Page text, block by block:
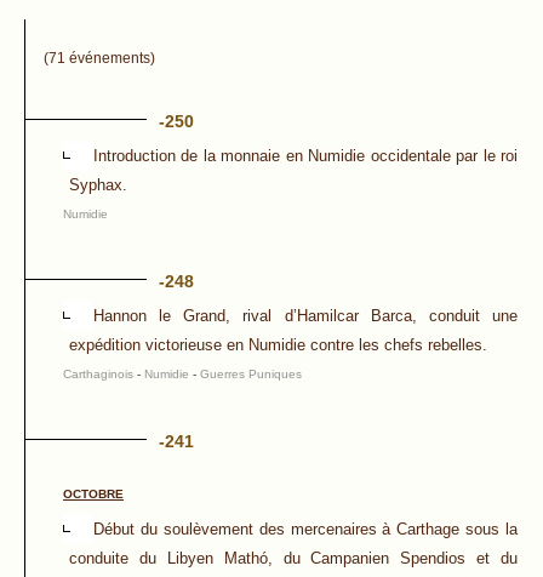
(71 événements)
-250
Introduction de la monnaie en Numidie occidentale par le roi
Syphax.
Numidie
-248
Hannon le Grand, rival d’Hamilcar Barca, conduit une
expédition victorieuse en Numidie contre les chefs rebelles.
Carthaginois - Numidie - Guerres Puniques
-241
OCTOBRE
Début du soulèvement des mercenaires à Carthage sous la
conduite du Libyen Mathó, du Campanien Spendios et du